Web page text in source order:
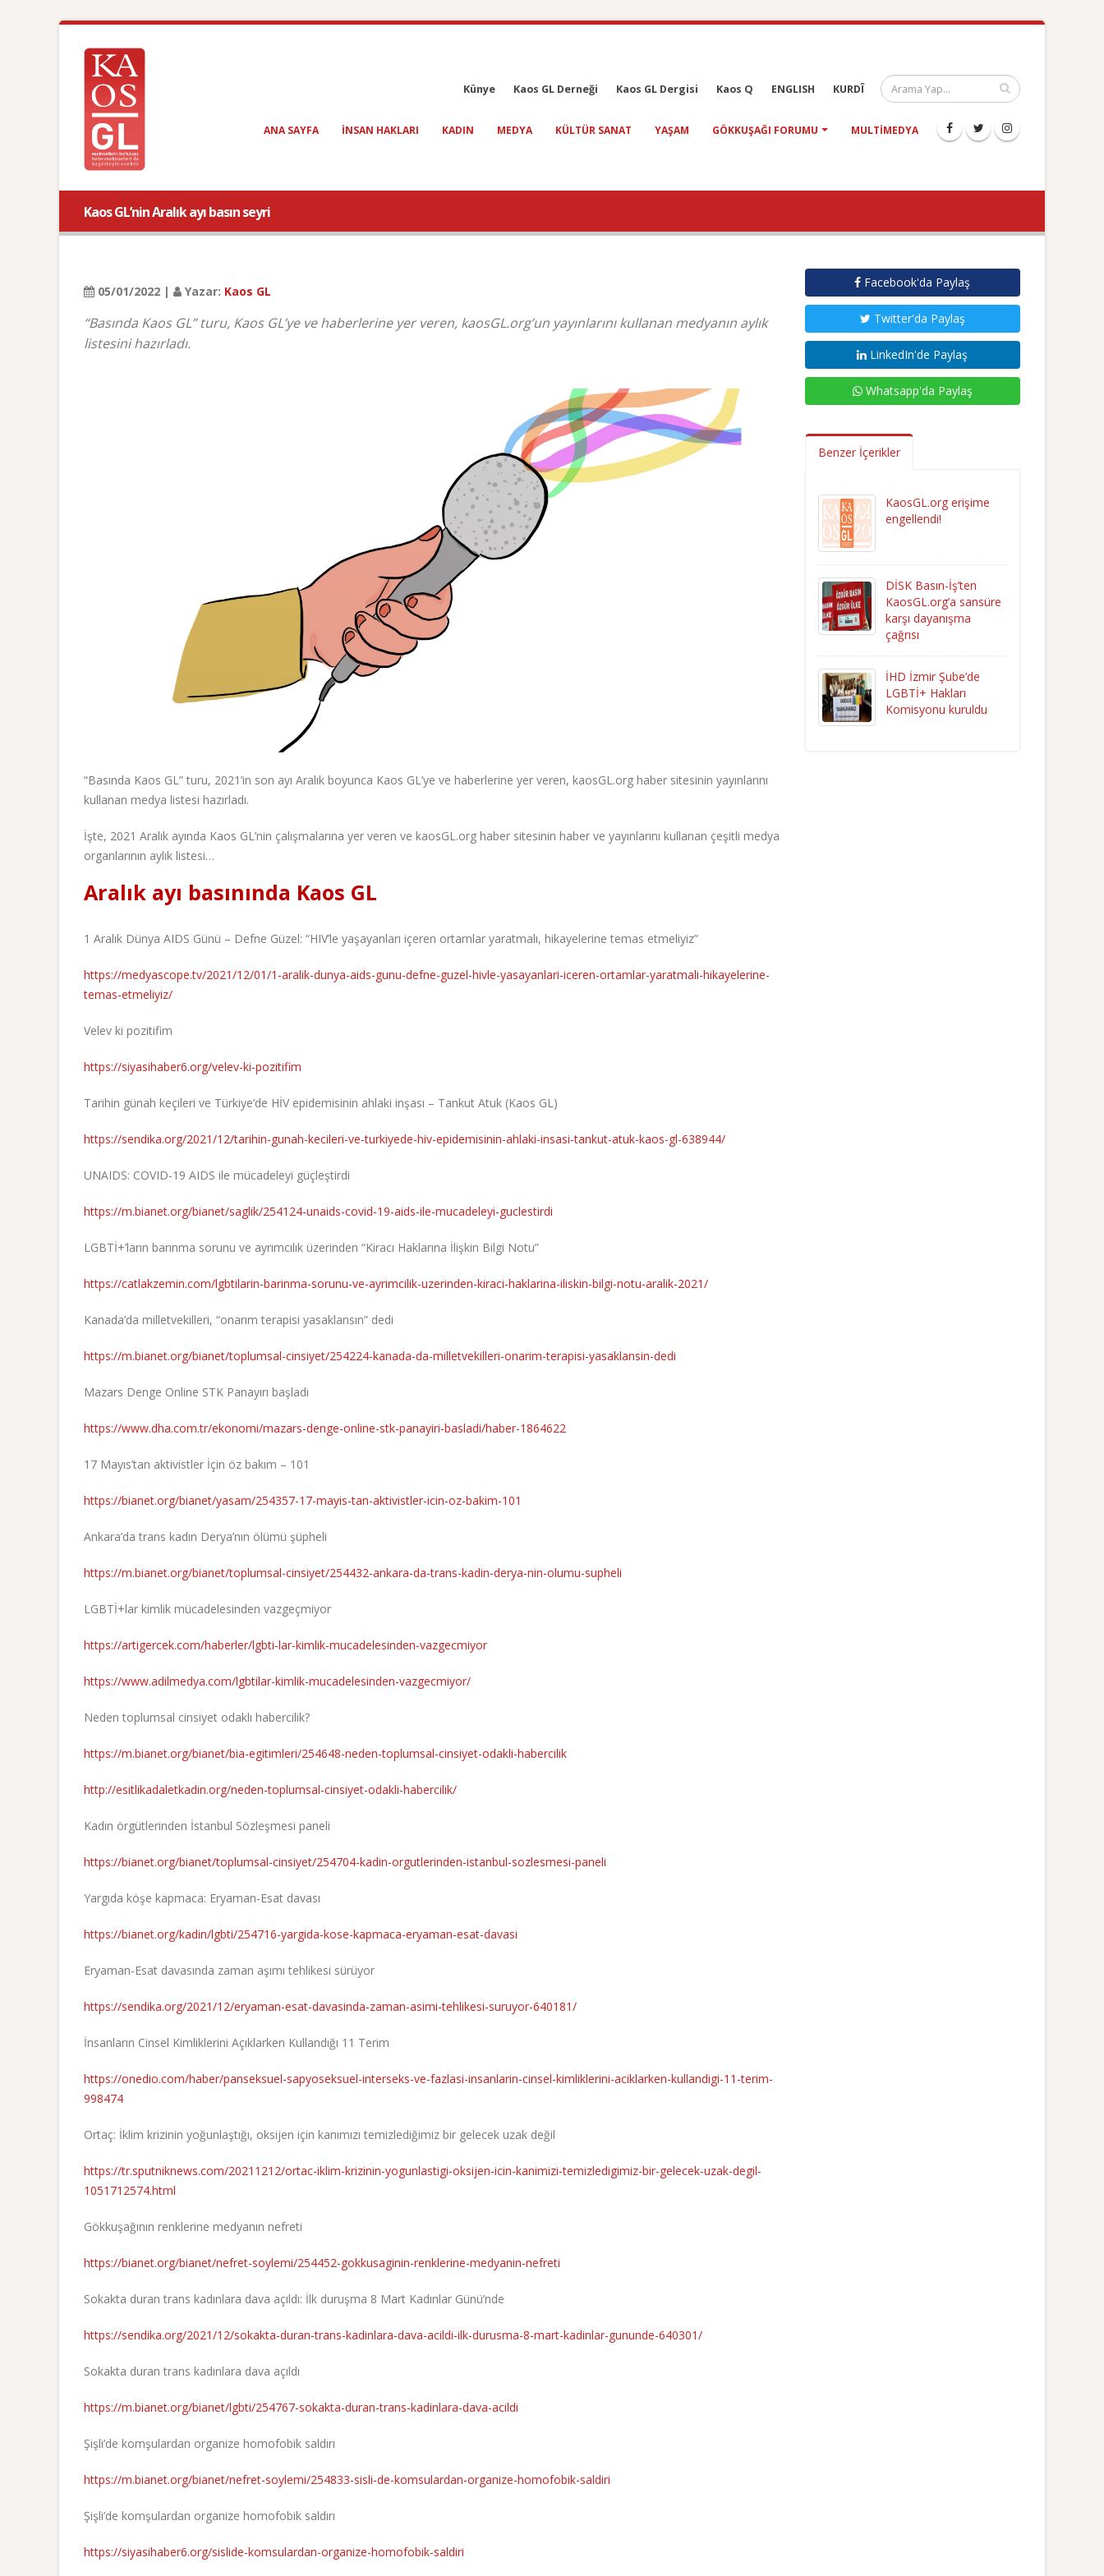
Künye Kaos GL Derneği Kaos GL Dergisi Kaos Q ENGLISH KURDÎ
ANA SAYFA INSAN HAKLARI KADIN MEDYA KÜLTÜR SANAT YAŞAM GÖKKUŞAĞI FORUMU MULTIMEDYA
Kaos GL’nin Aralık ayı basın seyri
05/01/2022 | Yazar: Kaos GL
“Basında Kaos GL” turu, Kaos GL’ye ve haberlerine yer veren, kaosGL.org’un yayınlarını kullanan medyanın aylık
listesini hazırladı.
“Basında Kaos GL” turu, 2021’in son ayı Aralık boyunca Kaos GL’ye ve haberlerine yer veren, kaosGL.org haber sitesinin yayınlarını
kullanan medya listesi hazırladı.
İşte, 2021 Aralık ayında Kaos GL’nin çalışmalarına yer veren ve kaosGL.org haber sitesinin haber ve yayınlarını kullanan çeşitli medya
organlarının aylık listesi…
Aralık ayı basınında Kaos GL
1 Aralık Dünya AIDS Günü – Defne Güzel: “HIV’le yaşayanları içeren ortamlar yaratmalı, hikayelerine temas etmeliyiz”
https://medyascope.tv/2021/12/01/1-aralik-dunya-aids-gunu-defne-guzel-hivle-yasayanlari-iceren-ortamlar-yaratmali-hikayelerine-
temas-etmeliyiz/
Velev ki pozitifim
https://siyasihaber6.org/velev-ki-pozitifim
Tarihin günah keçileri ve Türkiye’de HİV epidemisinin ahlaki inşası – Tankut Atuk (Kaos GL)
https://sendika.org/2021/12/tarihin-gunah-kecileri-ve-turkiyede-hiv-epidemisinin-ahlaki-insasi-tankut-atuk-kaos-gl-638944/
UNAIDS: COVID-19 AIDS ile mücadeleyi güçleştirdi
https://m.bianet.org/bianet/saglik/254124-unaids-covid-19-aids-ile-mucadeleyi-guclestirdi
LGBTİ+’ların barınma sorunu ve ayrımcılık üzerinden “Kiracı Haklarına İlişkin Bilgi Notu”
https://catlakzemin.com/lgbtilarin-barinma-sorunu-ve-ayrimcilik-uzerinden-kiraci-haklarina-iliskin-bilgi-notu-aralik-2021/
Kanada’da milletvekilleri, “onarım terapisi yasaklansın” dedi
https://m.bianet.org/bianet/toplumsal-cinsiyet/254224-kanada-da-milletvekilleri-onarim-terapisi-yasaklansin-dedi
Mazars Denge Online STK Panayırı başladı
https://www.dha.com.tr/ekonomi/mazars-denge-online-stk-panayiri-basladi/haber-1864622
17 Mayıs’tan aktivistler İçin öz bakım – 101
https://bianet.org/bianet/yasam/254357-17-mayis-tan-aktivistler-icin-oz-bakim-101
Ankara’da trans kadın Derya’nın ölümü şüpheli
https://m.bianet.org/bianet/toplumsal-cinsiyet/254432-ankara-da-trans-kadin-derya-nin-olumu-supheli
LGBTİ+lar kimlik mücadelesinden vazgeçmiyor
https://artigercek.com/haberler/lgbti-lar-kimlik-mucadelesinden-vazgecmiyor
https://www.adilmedya.com/lgbtilar-kimlik-mucadelesinden-vazgecmiyor/
Neden toplumsal cinsiyet odaklı habercilik?
https://m.bianet.org/bianet/bia-egitimleri/254648-neden-toplumsal-cinsiyet-odakli-habercilik
http://esitlikadaletkadin.org/neden-toplumsal-cinsiyet-odakli-habercilik/
Kadın örgütlerinden İstanbul Sözleşmesi paneli
https://bianet.org/bianet/toplumsal-cinsiyet/254704-kadin-orgutlerinden-istanbul-sozlesmesi-paneli
Yargıda köşe kapmaca: Eryaman-Esat davası
https://bianet.org/kadin/lgbti/254716-yargida-kose-kapmaca-eryaman-esat-davasi
Eryaman-Esat davasında zaman aşımı tehlikesi sürüyor
https://sendika.org/2021/12/eryaman-esat-davasinda-zaman-asimi-tehlikesi-suruyor-640181/
İnsanların Cinsel Kimliklerini Açıklarken Kullandığı 11 Terim
https://onedio.com/haber/panseksuel-sapyoseksuel-interseks-ve-fazlasi-insanlarin-cinsel-kimliklerini-aciklarken-kullandigi-11-terim-
998474
Ortaç: İklim krizinin yoğunlaştığı, oksijen için kanımızı temizlediğimiz bir gelecek uzak değil
https://tr.sputniknews.com/20211212/ortac-iklim-krizinin-yogunlastigi-oksijen-icin-kanimizi-temizledigimiz-bir-gelecek-uzak-degil-
1051712574.html
Gökkuşağının renklerine medyanın nefreti
https://bianet.org/bianet/nefret-soylemi/254452-gokkusaginin-renklerine-medyanin-nefreti
Sokakta duran trans kadınlara dava açıldı: İlk duruşma 8 Mart Kadınlar Günü’nde
https://sendika.org/2021/12/sokakta-duran-trans-kadinlara-dava-acildi-ilk-durusma-8-mart-kadinlar-gununde-640301/
Sokakta duran trans kadınlara dava açıldı
https://m.bianet.org/bianet/lgbti/254767-sokakta-duran-trans-kadinlara-dava-acildi
Şişli’de komşulardan organize homofobik saldırı
https://m.bianet.org/bianet/nefret-soylemi/254833-sisli-de-komsulardan-organize-homofobik-saldiri
Şişli’de komşulardan organize homofobik saldırı
https://siyasihaber6.org/sislide-komsulardan-organize-homofobik-saldiri
Facebook'da Paylaş
Twitter'da Paylaş
LinkedIn'de Paylaş
Whatsapp'da Paylaş
Benzer İçerikler
KaosGL.org erişime
engellendi!
DİSK Basın-İş’ten
KaosGL.org’a sansüre
karşı dayanışma
çağrısı
İHD İzmir Şube’de
LGBTİ+ Hakları
Komisyonu kuruldu